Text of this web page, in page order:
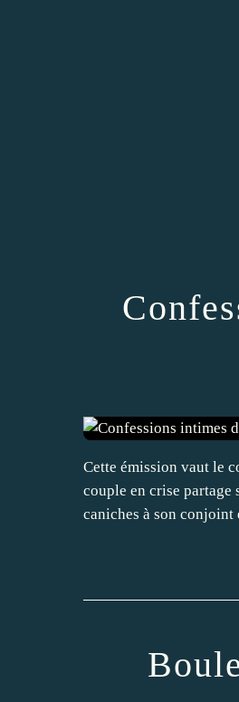
Cette émission vaut le
couple en crise partage
caniches à son conjoint